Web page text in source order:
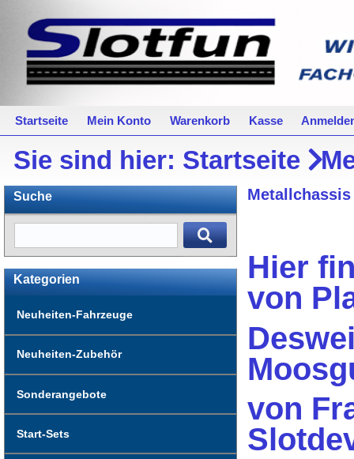
Startseite Mein Konto Warenkorb Kasse
Sie sind hier: Startseite
Suche
Kategorien
Neuheiten-Fahrzeuge
Neuheiten-Zubehör
Sonderangebote
Start-Sets
Hier
von
von